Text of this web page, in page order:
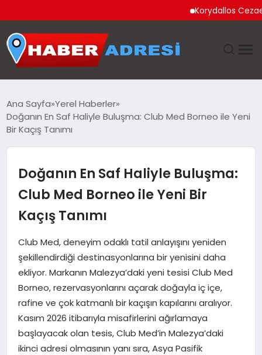
Korydallos
GÜNDEM
EKONOMI
TEKNOLOJI
EĞITIM
MAGAZIN
YAŞAM
OTOMOBIL
Ana Sayfa Yerel Haberler
Doğanın En Saf Haliyle Buluşma: Club Med Borneo ile Yeni
Bir Kaçış Tanımı
Doğanın En Saf Haliyle Buluşma:
Club Med Borneo ile Yeni Bir
Kaçış Tanımı
Club Med, deneyim odaklı tatil anlayışını yeniden
şekillendirdiği destinasyonlarına bir yenisini daha
ekliyor. Markanın Malezya’daki yeni tesisi Club Med
Borneo, rezervasyonlarını açarak doğayla iç içe,
rafine ve çok katmanlı bir kaçışın kapılarını aralıyor.
Kasım 2026 itibarıyla misafirlerini ağırlamaya
başlayacak olan tesis, Club Med’in Malezya’daki
ikinci adresi olmasının yanı sıra, Asya Pasifik